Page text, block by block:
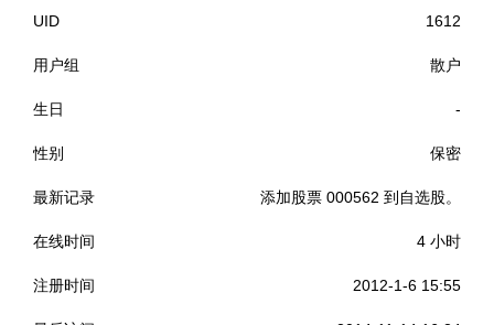
UID 1612
用户组 散户
生日 -
性别 保密
最新记录 添加股票 000562 到自选股。
在线时间 4 小时
注册时间 2012-1-6 15:55